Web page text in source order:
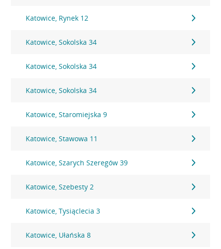
Katowice, Rynek 12
Katowice, Sokolska 34
Katowice, Sokolska 34
Katowice, Sokolska 34
Katowice, Staromiejska 9
Katowice, Stawowa 11
Katowice, Szarych Szeregów 39
Katowice, Szebesty 2
Katowice, Tysiąclecia 3
Katowice, Ułańska 8